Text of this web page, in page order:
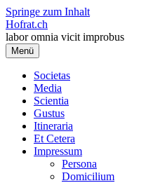
Springe zum Inhalt
Hofrat.ch
labor omnia vicit improbus
Menü
Societas
Media
Scientia
Gustus
Itineraria
Et Cetera
Impressum
Persona
Domicilium